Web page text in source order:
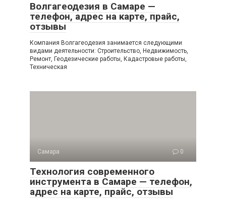
Волгагеодезия в Самаре —
телефон, адрес на карте, прайс,
отзывы
Компания Волгагеодезия занимается следующими
видами деятельности: Строительство, Недвижимость,
Ремонт, Геодезические работы, Кадастровые работы,
Техническая
Самара 0
Технология современного
инструмента в Самаре — телефон,
адрес на карте, прайс, отзывы